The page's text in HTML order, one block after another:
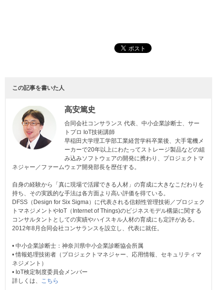
この記事を書いた人
高安篤史
合同会社コンサランス 代表、中小企業診断士、サー
トプロ IoT技術講師
早稲田大学理工学部工業経営学科卒業後、大手電機メ
ーカーで20年以上にわたってストレージ製品などの組
み込みソフトウェアの開発に携わり、プロジェクトマ
ネジャー／ファームウェア開発部長を歴任する。
自身の経験から「真に現場で活躍できる人材」の育成に大きなこだわりを
持ち、その実践的な手法は各方面より高い評価を得ている。
DFSS（Design for Six Sigma）に代表される信頼性管理技術／プロジェク
トマネジメントやIoT（Internet of Things)のビジネスモデル構築に関する
コンサルタントとしての実績やハイスキル人材の育成にも定評がある。
2012年8月合同会社コンサランスを設立し、代表に就任。
• 中小企業診断士：神奈川県中小企業診断協会所属
• 情報処理技術者（プロジェクトマネジャー、応用情報、セキュリティマ
ネジメント）
• IoT検定制度委員会メンバー
詳しくは、
こちら